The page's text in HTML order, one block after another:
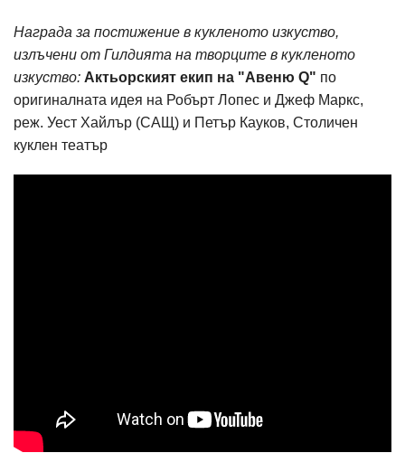
Награда за постижение в кукленото изкуство,
излъчени от Гилдията на творците в кукленото
изкуство: Актьорският екип на "Авеню Q" по
оригиналната идея на Робърт Лопес и Джеф Маркс,
реж. Уест Хайлър (САЩ) и Петър Кауков, Столичен
куклен театър